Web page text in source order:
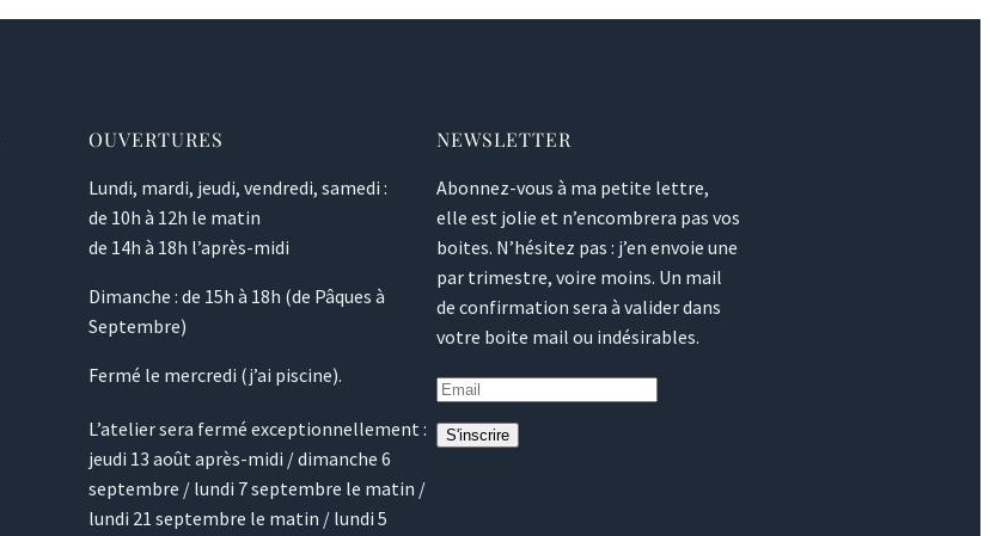
OUVERTURES
Lundi, mardi, jeudi, vendredi, samedi :
de 10h à 12h le matin
de 14h à 18h l’après-midi
Dimanche : de 15h à 18h (de Pâques à
Septembre)
Fermé le mercredi (j’ai piscine).
L’atelier sera fermé exceptionnellement :
jeudi 13 août après-midi / dimanche 6
septembre / lundi 7 septembre le matin /
lundi 21 septembre le matin / lundi 5
NEWSLETTER
Abonnez-vous à ma petite lettre,
elle est jolie et n’encombrera pas vos
boites. N’hésitez pas : j’en envoie une
par trimestre, voire moins. Un mail
de confirmation sera à valider dans
votre boite mail ou indésirables.
S'inscrire